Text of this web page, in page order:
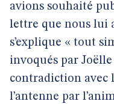
avions souhaité
lettre que nous lui
s’explique « tout
invoqués par
contradiction avec
l’antenne par